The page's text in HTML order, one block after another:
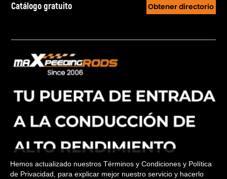
Catálogo gratuito Obtener directorio
Hemos actualizado nuestros Términos y Condiciones y Política
de Privacidad, para explicar mejor nuestro servicio y hacerlo